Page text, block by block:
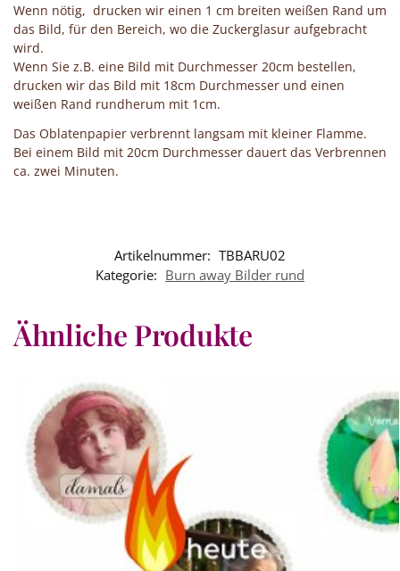
Wenn nötig, drucken wir einen 1 cm breiten weißen Rand um
das Bild, für den Bereich, wo die Zuckerglasur aufgebracht
wird.
Wenn Sie z.B. eine Bild mit Durchmesser 20cm bestellen,
drucken wir das Bild mit 18cm Durchmesser und einen
weißen Rand rundherum mit 1cm.
Das Oblatenpapier verbrennt langsam mit kleiner Flamme.
Bei einem Bild mit 20cm Durchmesser dauert das Verbrennen
ca. zwei Minuten.
Artikelnummer: TBBARU02
Kategorie: Burn away Bilder rund
Ähnliche Produkte